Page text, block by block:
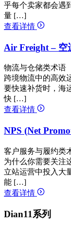
乎每个卖家都会遇
量 […]
查看详情
Air Freight – 空
物流与仓储类术语
跨境物流中的高效
要快速补货时，海
快 […]
查看详情
NPS (Net
客户服务与履约类
为什么你需要关注
立站运营中投入大
能 […]
查看详情
Dian11系列